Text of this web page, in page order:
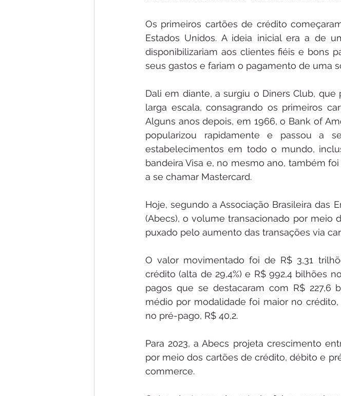
Os primeiros cartões de crédito
Estados Unidos. A ideia inicial era a de
disponibilizariam aos clientes fiéis e bons
seus gastos e fariam o pagamento de uma
Dali em diante, a surgiu o Diners Club,
larga escala, consagrando os primeiros
Alguns anos depois, em 1966, o Bank of
popularizou rapidamente e passou a
estabelecimentos em todo o mundo,
bandeira Visa e, no mesmo ano, também
a se chamar Mastercard.
Hoje, segundo a Associação Brasileira das
(Abecs), o volume transacionado por meio
puxado pelo aumento das transações via
O valor movimentado foi de R$ 3,31
crédito (alta de 29,4%) e R$ 992,4 bilhões
pagos que se destacaram com R$ 227,6
médio por modalidade foi maior no
no pré-pago, R$ 40,2.
Para 2023, a Abecs projeta crescimento
por meio dos cartões de crédito, débito e
commerce.